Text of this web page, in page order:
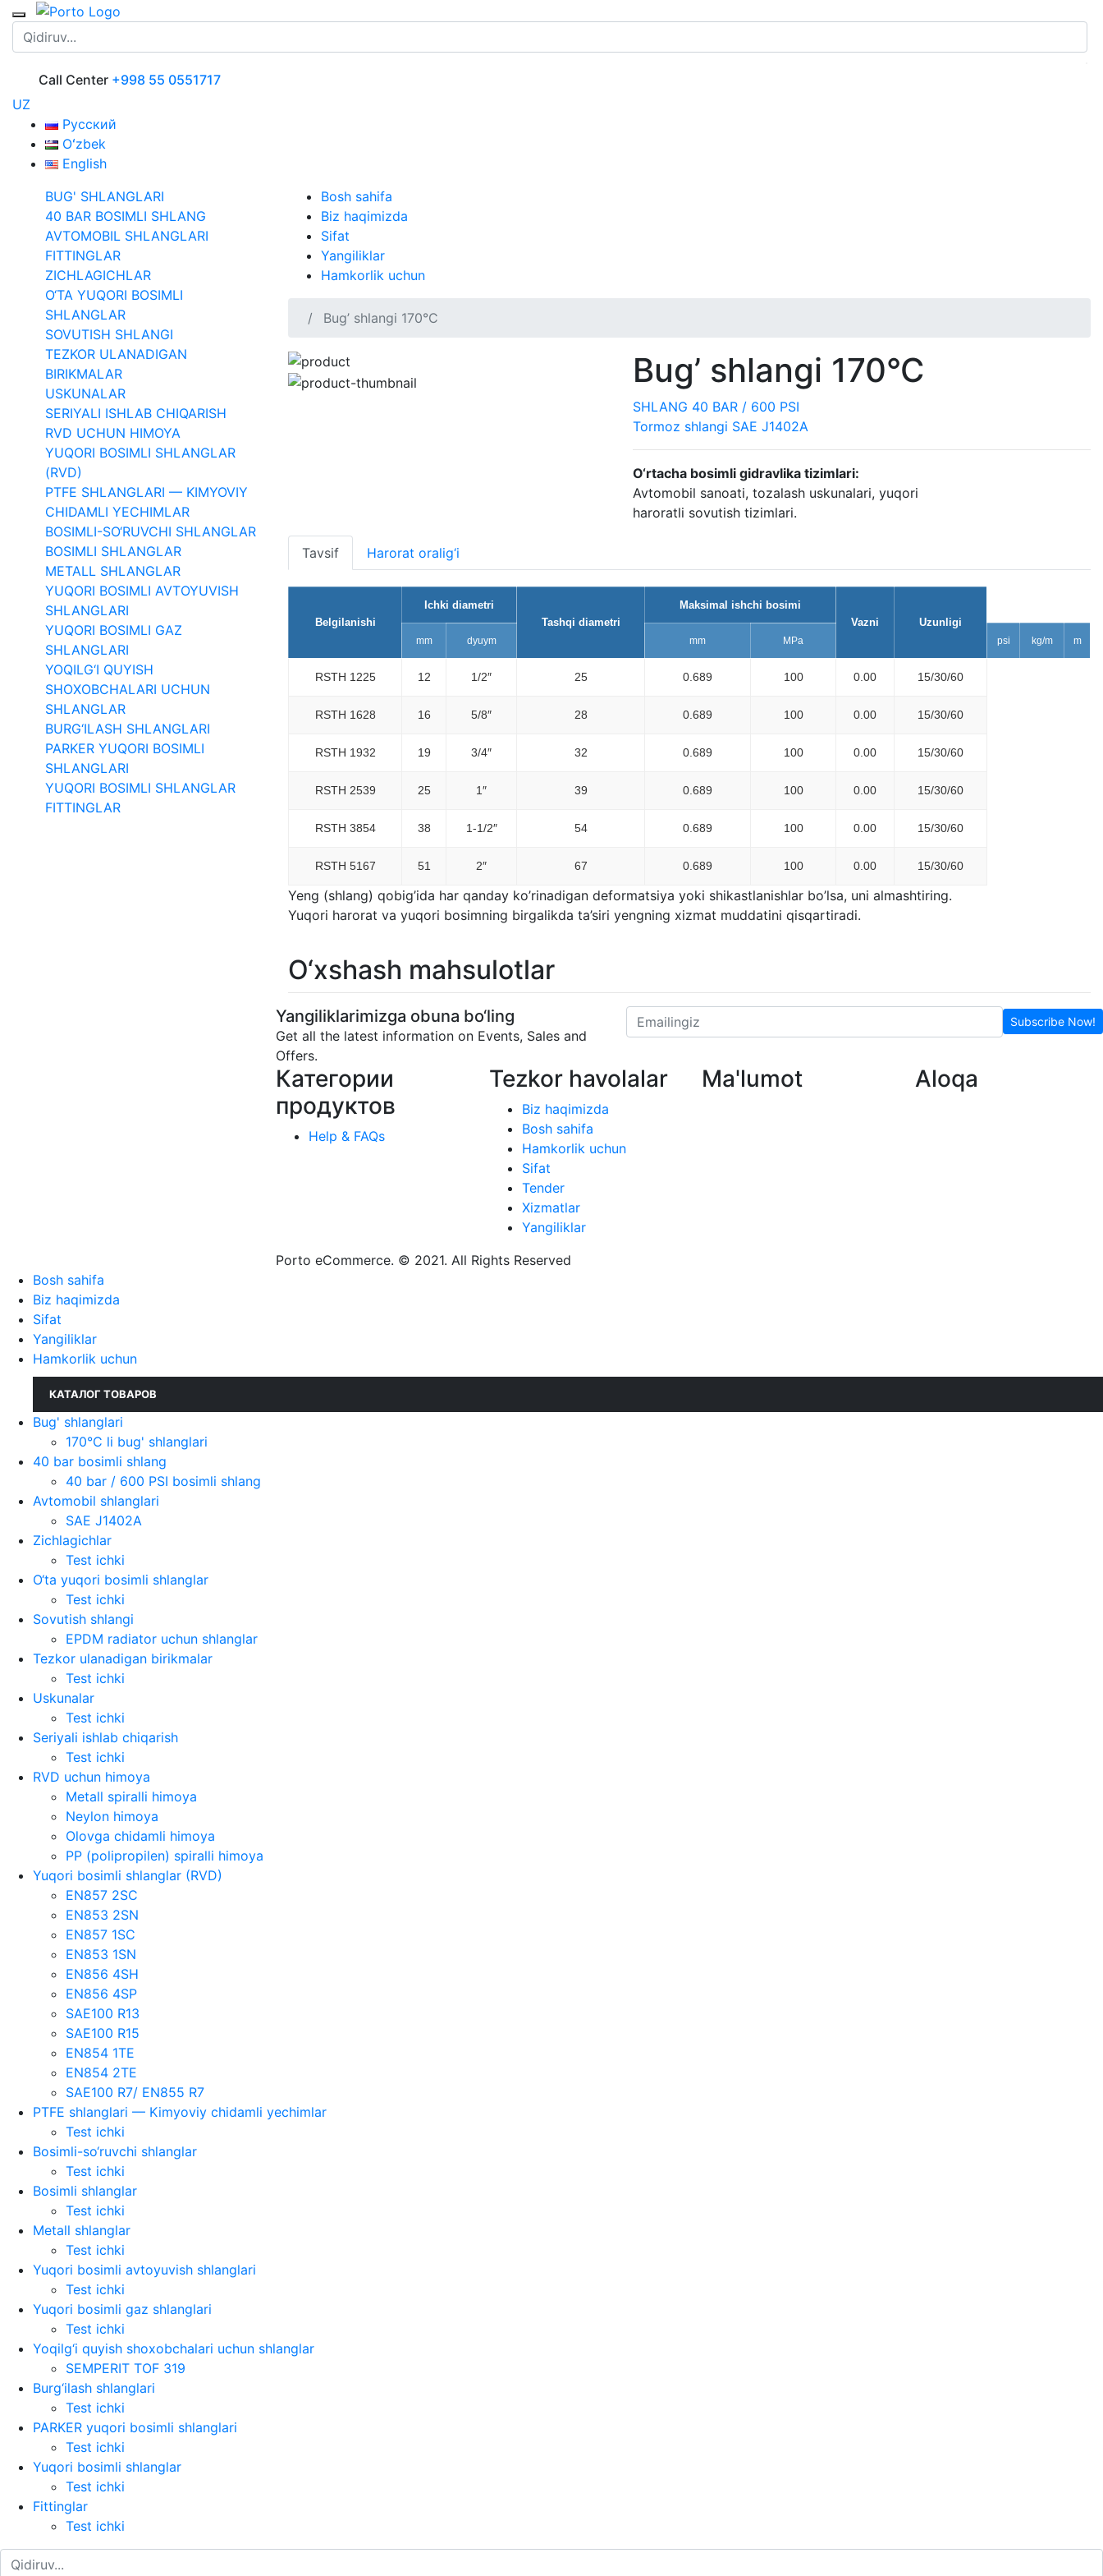
Call Center +998 55 0551717
UZ
Русский
Oʻzbek
English
BUG' SHLANGLARI
40 BAR BOSIMLI SHLANG
AVTOMOBIL SHLANGLARI
FITTINGLAR
ZICHLAGICHLAR
O‘TA YUQORI BOSIMLI
SHLANGLAR
SOVUTISH SHLANGI
TEZKOR ULANADIGAN
BIRIKMALAR
USKUNALAR
SERIYALI ISHLAB CHIQARISH
RVD UCHUN HIMOYA
YUQORI BOSIMLI SHLANGLAR
(RVD)
PTFE SHLANGLARI — KIMYOVIY
CHIDAMLI YECHIMLAR
BOSIMLI-SO‘RUVCHI SHLANGLAR
BOSIMLI SHLANGLAR
METALL SHLANGLAR
YUQORI BOSIMLI AVTOYUVISH
SHLANGLARI
YUQORI BOSIMLI GAZ
SHLANGLARI
YOQILG‘I QUYISH
SHOXOBCHALARI UCHUN
SHLANGLAR
BURG‘ILASH SHLANGLARI
PARKER YUQORI BOSIMLI
SHLANGLARI
YUQORI BOSIMLI SHLANGLAR
FITTINGLAR
Bosh sahifa
Biz haqimizda
Sifat
Yangiliklar
Hamkorlik uchun
Bug’ shlangi 170°C
Bug’ shlangi 170°C
SHLANG 40 BAR / 600 PSI
Tormoz shlangi SAE J1402A
O‘rtacha bosimli gidravlika tizimlari:
Avtomobil sanoati, tozalash uskunalari, yuqori
haroratli sovutish tizimlari.
Tavsif Harorat oralig‘i
Belgilanishi
Ichki diametri
Tashqi diametri
Maksimal ishchi bosimi
Vazni
Uzunligi
mm dyuym mm MPa psi kg/m m
RSTH 1225 12 1/2″ 25 0.689 100 0.00 15/30/60
RSTH 1628 16 5/8″ 28 0.689 100 0.00 15/30/60
RSTH 1932 19 3/4″ 32 0.689 100 0.00 15/30/60
RSTH 2539 25 1″ 39 0.689 100 0.00 15/30/60
RSTH 3854 38 1-1/2″ 54 0.689 100 0.00 15/30/60
RSTH 5167 51 2″ 67 0.689 100 0.00 15/30/60
Yeng (shlang) qobig’ida har qanday ko’rinadigan deformatsiya yoki shikastlanishlar bo’lsa, uni almashtiring.
Yuqori harorat va yuqori bosimning birgalikda ta’siri yengning xizmat muddatini qisqartiradi.
O‘xshash mahsulotlar
Yangiliklarimizga obuna bo‘ling
Get all the latest information on Events, Sales and
Offers.
Subscribe Now!
Категории
продуктов
Help & FAQs
Tezkor havolalar
Biz haqimizda
Bosh sahifa
Hamkorlik uchun
Sifat
Tender
Xizmatlar
Yangiliklar
Ma'lumot Aloqa
Porto eCommerce. © 2021. All Rights Reserved
Bosh sahifa
Biz haqimizda
Sifat
Yangiliklar
Hamkorlik uchun
КАТАЛОГ ТОВАРОВ
Bug' shlanglari
170°C li bug' shlanglari
40 bar bosimli shlang
40 bar / 600 PSI bosimli shlang
Avtomobil shlanglari
SAE J1402A
Zichlagichlar
Test ichki
O‘ta yuqori bosimli shlanglar
Test ichki
Sovutish shlangi
EPDM radiator uchun shlanglar
Tezkor ulanadigan birikmalar
Test ichki
Uskunalar
Test ichki
Seriyali ishlab chiqarish
Test ichki
RVD uchun himoya
Metall spiralli himoya
Neylon himoya
Olovga chidamli himoya
PP (polipropilen) spiralli himoya
Yuqori bosimli shlanglar (RVD)
EN857 2SC
EN853 2SN
EN857 1SC
EN853 1SN
EN856 4SH
EN856 4SP
SAE100 R13
SAE100 R15
EN854 1TE
EN854 2TE
SAE100 R7/ EN855 R7
PTFE shlanglari — Kimyoviy chidamli yechimlar
Test ichki
Bosimli-so‘ruvchi shlanglar
Test ichki
Bosimli shlanglar
Test ichki
Metall shlanglar
Test ichki
Yuqori bosimli avtoyuvish shlanglari
Test ichki
Yuqori bosimli gaz shlanglari
Test ichki
Yoqilg‘i quyish shoxobchalari uchun shlanglar
SEMPERIT TOF 319
Burg‘ilash shlanglari
Test ichki
PARKER yuqori bosimli shlanglari
Test ichki
Yuqori bosimli shlanglar
Test ichki
Fittinglar
Test ichki